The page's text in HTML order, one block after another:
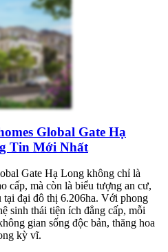
Global Gate Hạ
Tin Mới Nhất
Gate Hạ Long không chỉ là
cấp, mà còn là biểu tượng an cư,
tại đại đô thị 6.206ha. Với phong
sinh thái tiện ích đẳng cấp, mỗi
gian sống độc bản, thăng hoa
kỳ vĩ.